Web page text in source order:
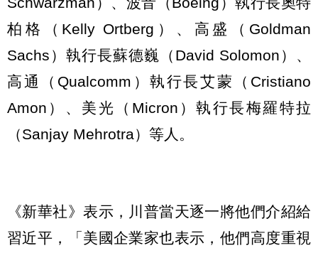
柏格（Kelly Ortberg）、高盛（Goldman
Sachs）執行長蘇德巍（David Solomon）、
高通（Qualcomm）執行長艾蒙（Cristiano
Amon）、美光（Micron）執行長梅羅特拉
（Sanjay Mehrotra）等人。
《新華社》表示，川普當天逐一將他們介紹給
習近平，「美國企業家也表示，他們高度重視